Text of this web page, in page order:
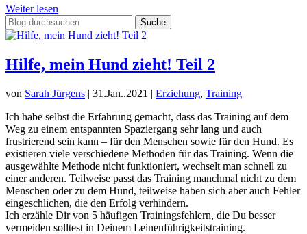
Weiter lesen
Suchen
nach:
Hilfe, mein Hund zieht! Teil 2
von Sarah Jürgens | 31.Jan..2021 | Erziehung, Training
Ich habe selbst die Erfahrung gemacht, dass das Training auf dem
Weg zu einem entspannten Spaziergang sehr lang und auch
frustrierend sein kann – für den Menschen sowie für den Hund. Es
existieren viele verschiedene Methoden für das Training. Wenn die
ausgewählte Methode nicht funktioniert, wechselt man schnell zu
einer anderen. Teilweise passt das Training manchmal nicht zu dem
Menschen oder zu dem Hund, teilweise haben sich aber auch Fehler
eingeschlichen, die den Erfolg verhindern.
Ich erzähle Dir von 5 häufigen Trainingsfehlern, die Du besser
vermeiden solltest in Deinem Leinenführigkeitstraining.